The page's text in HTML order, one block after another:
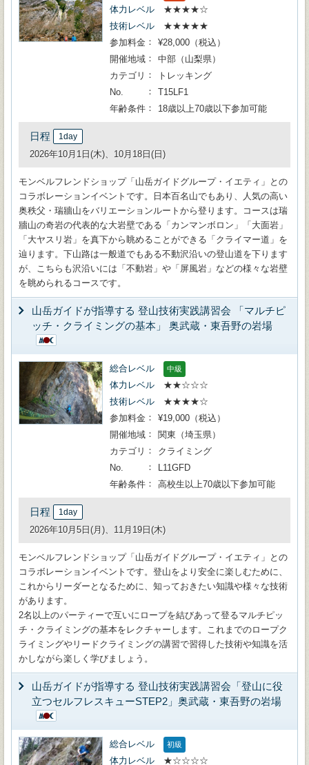
体力レベル
★★★★☆
技術レベル
★★★★★
参加料金
¥28,000（税込）
開催地域
中部（山梨県）
カテゴリ
トレッキング
No.
T15LF1
年齢条件
18歳以上70歳以下参加可能
日程 1day
2026年10月1日(木)、10月18日(日)
モンベルフレンドショップ「山岳ガイドグループ・イエティ」との
コラボレーションイベントです。日本百名山でもあり、人気の高い
奥秩父・瑞牆山をバリエーションルートから登ります。コースは瑞
牆山の奇岩の代表的な大岩壁である「カンマンボロン」「大面岩」
「大ヤスリ岩」を真下から眺めることができる「クライマー道」を
辿ります。下山路は一般道でもある不動沢沿いの登山道を下ります
が、こちらも沢沿いには「不動岩」や「屏風岩」などの様々な岩壁
を眺められるコースです。
山岳ガイドが指導する 登山技術実践講習会 「マルチピ
ッチ・クライミングの基本」 奥武蔵・東吾野の岩場
総合レベル 中級
体力レベル
★★☆☆☆
技術レベル
★★★★☆
参加料金
¥19,000（税込）
開催地域
関東（埼玉県）
カテゴリ
クライミング
No.
L11GFD
年齢条件
高校生以上70歳以下参加可能
日程 1day
2026年10月5日(月)、11月19日(木)
モンベルフレンドショップ「山岳ガイドグループ・イエティ」との
コラボレーションイベントです。登山をより安全に楽しむために、
これからリーダーとなるために、知っておきたい知識や様々な技術
があります。
2名以上のパーティーで互いにロープを結びあって登るマルチピッ
チ・クライミングの基本をレクチャーします。これまでのロープク
ライミングやリードクライミングの講習で習得した技術や知識を活
かしながら楽しく学びましょう。
山岳ガイドが指導する 登山技術実践講習会「登山に役
立つセルフレスキューSTEP2」奥武蔵・東吾野の岩場
総合レベル 初級
体力レベル ★☆☆☆☆